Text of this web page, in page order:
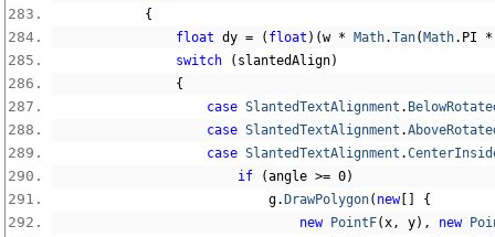
{
float dy = ( float )(w * Math.Tan( Math. PI *
switch
( slantedAlign)
{
case SlantedTextAlignment .
case SlantedTextAlignment .
case SlantedTextAlignment .
if
(angle >= 0)
                            g
. DrawPolygon( new[]
{
new
PointF(x, y), new